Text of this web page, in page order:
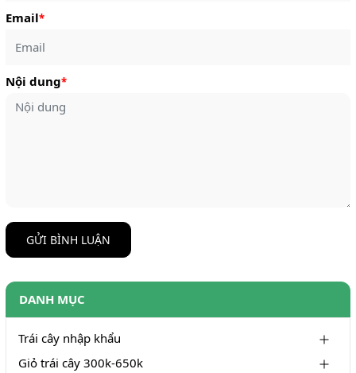
Email*
Nội dung*
GỬI BÌNH LUẬN
DANH MỤC
Trái cây nhập khẩu
Giỏ trái cây 300k-650k